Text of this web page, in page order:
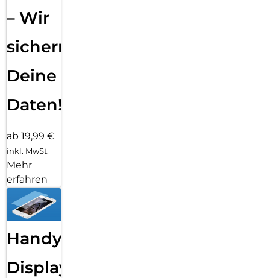
– Wir
sichern
Deine
Daten!
ab 19,99 €
inkl. MwSt.
Mehr
erfahren
Handy
Displayfolie